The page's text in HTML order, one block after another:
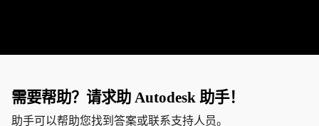
需要帮助？请求助 Autodesk 助手！
助手可以帮助您找到答案或联系支持人员。